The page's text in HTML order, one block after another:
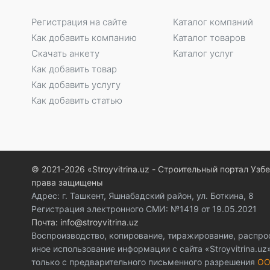
Регистрация на сайте
Как добавить компанию
Скачать анкету
Как добавить товар
Как добавить услугу
Как добавить статью
Каталог компаний
Каталог товаров
Каталог услуг
© 2021-2026 «Stroyvitrina.uz - Строительный портал
права защищены
Адрес: г. Ташкент, Яшнабадский район, ул. Боткина, 8
Регистрация электронного СМИ: №1419 от 19.05.2021
Почта: info@stroyvitrina.uz
Воспроизводство, копирование, тиражирование,
иное использование информации с сайта
только с предварительного письменного разрешения